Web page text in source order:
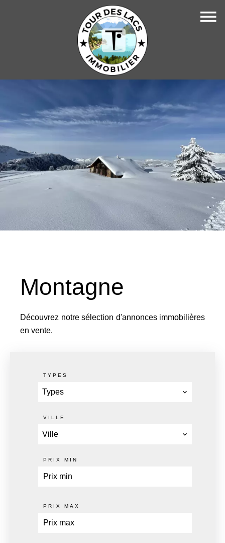
Montagne
Découvrez notre sélection d'annonces immobilières
en vente.
TYPES
Types
VILLE
Ville
PRIX MIN
PRIX MAX